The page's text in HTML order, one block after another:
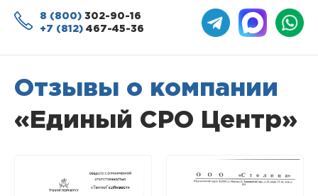
8 (800) 302-90-16
+7 (812) 467-45-36
Отзывы о компании
«Единый СРО Центр»